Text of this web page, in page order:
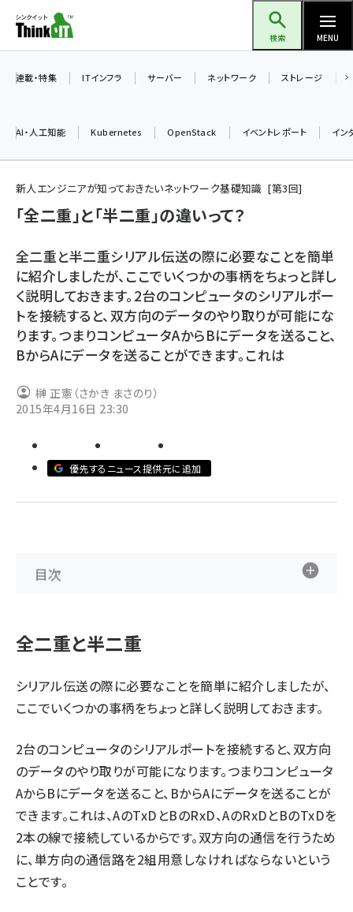
ン
ツ
検索 MENU
加藤銘のチーム貢献～仲間と築いた勝利の絆～ (2304)
北海道をのんびり旅する晴山佳須夫のヒント集！ (2017)
drupal (1940)
genai (1473)
ai crunch (1347)
連載・特集 ITインフラ サーバー ネットワーク ストレージ
AI・人工知能 Kubernetes OpenStack イベントレポート イン
新人エンジニアが知っておきたいネットワーク基礎知識 第3回
「全二重」と「半二重」の違いって？
全二重と半二重シリアル伝送の際に必要なことを簡単
に紹介しましたが、ここでいくつかの事柄をちょっと詳し
く説明しておきます。2台のコンピュータのシリアルポー
トを接続すると、双方向のデータのやり取りが可能にな
ります。つまりコンピュータAからBにデータを送ること、
BからAにデータを送ることができます。これは
榊 正憲（さかき まさのり）
2015年4月16日 23:30
優先するニュース提供元に追加
目次
全二重と半二重
シリアル伝送の際に必要なことを簡単に紹介しましたが、
ここでいくつかの事柄をちょっと詳しく説明しておきます。
2台のコンピュータのシリアルポートを接続すると、双方向
のデータのやり取りが可能になります。つまりコンピュータ
AからBにデータを送ること、BからAにデータを送ることが
できます。これは、AのTxDとBのRxD、AのRxDとBのTxDを
2本の線で接続しているからです。双方向の通信を行うため
に、単方向の通信路を2組用意しなければならないという
ことです。